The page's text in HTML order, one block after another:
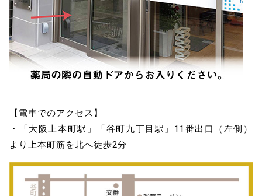
【電車でのアクセス】
・「大阪上本町駅」「谷町九丁目駅」11番出口（左側）
より上本町筋を北へ徒歩2分